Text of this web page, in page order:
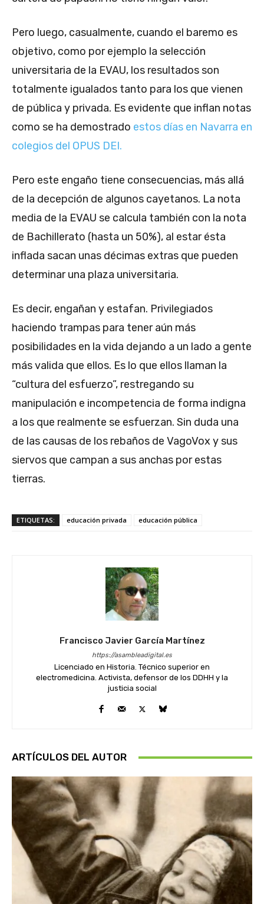
Pero luego, casualmente, cuando el baremo es
objetivo, como por ejemplo la selección
universitaria de la EVAU, los resultados son
totalmente igualados tanto para los que vienen
de pública y privada. Es evidente que inflan notas
como se ha demostrado estos días en Navarra en
colegios del OPUS DEI.
Pero este engaño tiene consecuencias, más allá
de la decepción de algunos cayetanos. La nota
media de la EVAU se calcula también con la nota
de Bachillerato (hasta un 50%), al estar ésta
inflada sacan unas décimas extras que pueden
determinar una plaza universitaria.
Es decir, engañan y estafan. Privilegiados
haciendo trampas para tener aún más
posibilidades en la vida dejando a un lado a gente
más valida que ellos. Es lo que ellos llaman la
“cultura del esfuerzo”, restregando su
manipulación e incompetencia de forma indigna
a los que realmente se esfuerzan. Sin duda una
de las causas de los rebaños de VagoVox y sus
siervos que campan a sus anchas por estas
tierras.
ETIQUETAS: educación privada educación pública
Francisco Javier García Martínez
https://asambleadigital.es
Licenciado en Historia. Técnico superior en
electromedicina. Activista, defensor de los DDHH y la
justicia social
ARTÍCULOS DEL AUTOR